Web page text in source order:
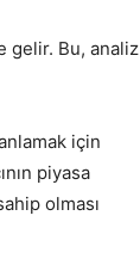
gelir. Bu, analiz
için
piyasa
olması